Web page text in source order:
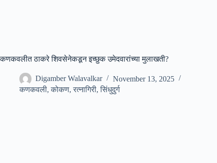
कणकवलीत ठाकरे शिवसेनेकडून इच्छुक उमेदवारांच्या मुलाखती?
Digamber Walavalkar
November 13, 2025
कणकवली,कोकण,रत्नागिरी,सिंधुदुर्ग